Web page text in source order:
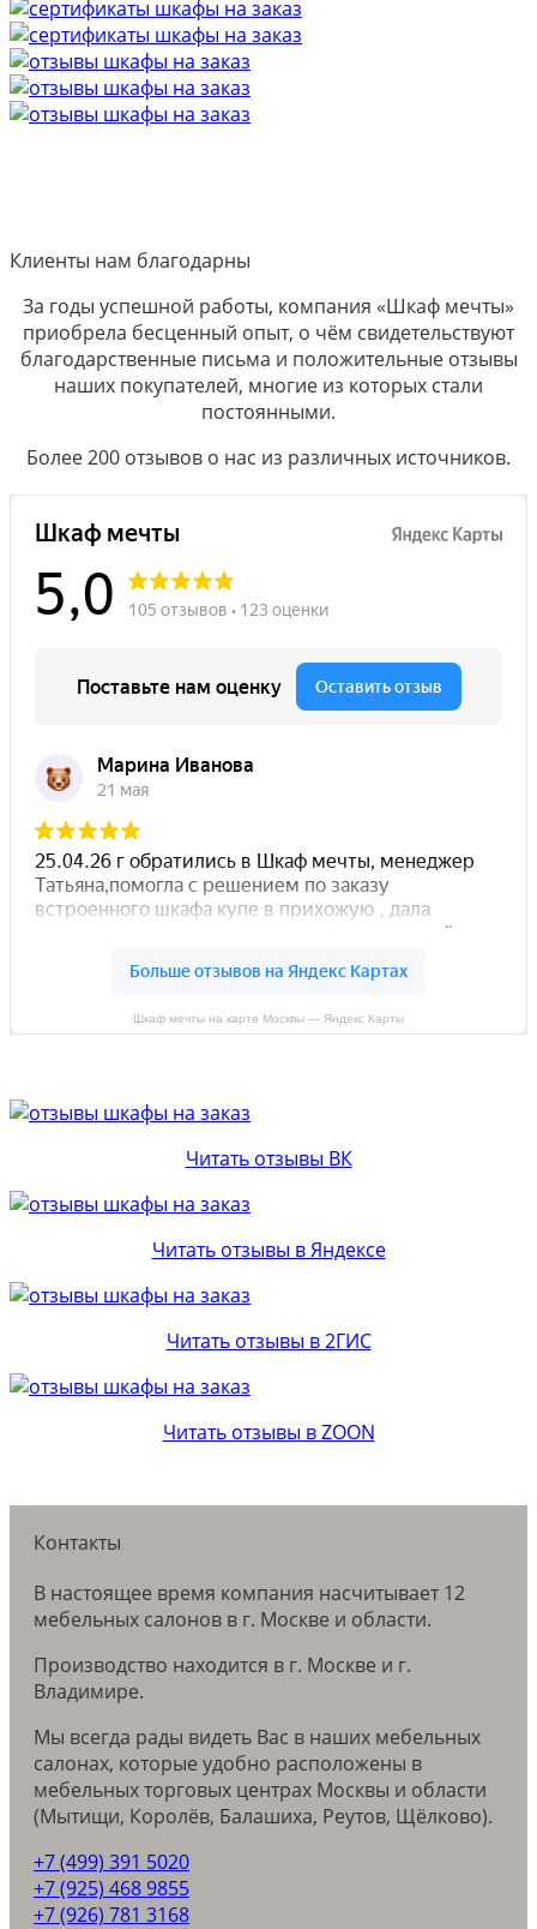
Клиенты нам благодарны
За годы успешной работы, компания «Шкаф мечты»
приобрела бесценный опыт, о чём свидетельствуют
благодарственные письма и положительные отзывы
наших покупателей, многие из которых стали
постоянными.
Более 200 отзывов о нас из различных источников.
Шкаф мечты на карте Москвы — Яндекс Карты
Читать отзывы ВК
Читать отзывы в Яндексе
Читать отзывы в 2ГИС
Читать отзывы в ZOON
Контакты
В настоящее время компания насчитывает 12
мебельных салонов в г. Москве и области.
Производство находится в г. Москве и г.
Владимире.
Мы всегда рады видеть Вас в наших мебельных
салонах, которые удобно расположены в
мебельных торговых центрах Москвы и области
(Мытищи, Королёв, Балашиха, Реутов, Щёлково).
+7 (499) 391 5020
+7 (925) 468 9855
+7 (926) 781 3168